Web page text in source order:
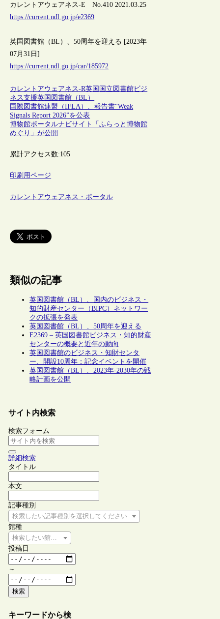
カレントアウェアネス-E No.410 2021.03.25
https://current.ndl.go.jp/e2369
英国図書館（BL）、50周年を迎える [2023年
07月31日]
https://current.ndl.go.jp/car/185972
カレントアウェアネス-R英国 国立図書館ビジ
ネス支援英国図書館（BL）
国際図書館連盟（IFLA）、報告書“Weak
Signals Report 2026”を公表
博物館ポータルナビサイト「ふらっと博物館
めぐり」が公開
累計アクセス数:105
印刷用ページ
カレントアウェアネス・ポータル
類似の記事
英国図書館（BL）、国内のビジネス・
知的財産センター（BIPC）ネットワー
クの拡張を発表
英国図書館（BL）、50周年を迎える
E2369 – 英国図書館ビジネス・知的財産
センターの概要と近年の動向
英国図書館のビジネス・知財センタ
ー、開設10周年：記念イベントを開催
英国図書館（BL）、2023年-2030年の戦
略計画を公開
サイト内検索
検索フォーム
詳細検索
タイトル
本文
記事種別
検索したい記事種別を選択してください
館種
検索したい館種を選択してください
投稿日
～
検索
キーワードから検